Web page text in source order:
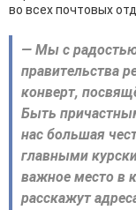
во всех почтовых
— Мы с
правительства
конверт,
Быть
нас большая
главными
важное место в
расскажут